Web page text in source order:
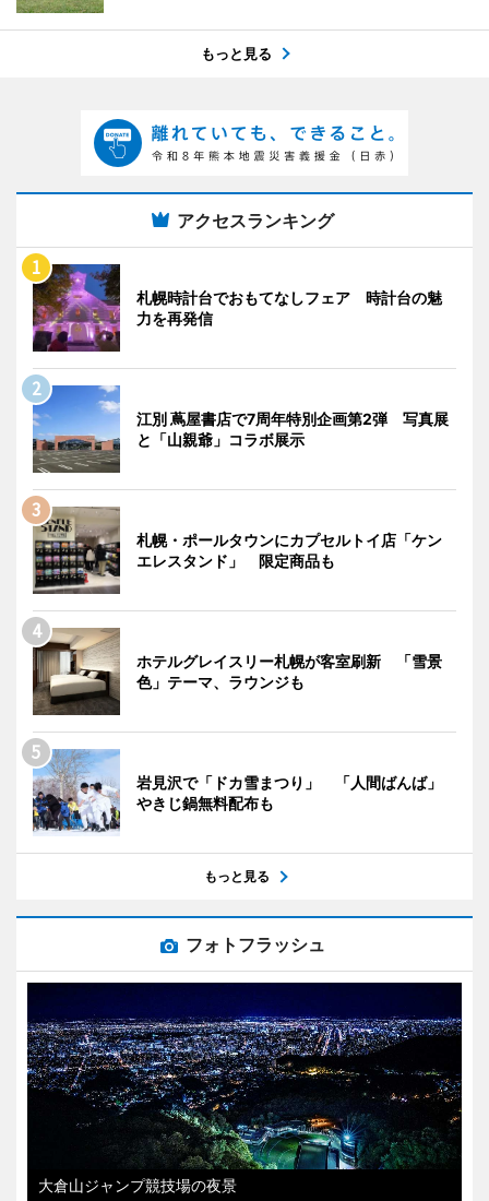
もっと見る
アクセスランキング
札幌時計台でおもてなしフェア 時計台の魅
力を再発信
江別 蔦屋書店で7周年特別企画第2弾 写真展
と「山親爺」コラボ展示
札幌・ポールタウンにカプセルトイ店「ケン
エレスタンド」 限定商品も
ホテルグレイスリー札幌が客室刷新 「雪景
色」テーマ、ラウンジも
岩見沢で「ドカ雪まつり」 「人間ばんば」
やきじ鍋無料配布も
もっと見る
フォトフラッシュ
大倉山ジャンプ競技場の夜景